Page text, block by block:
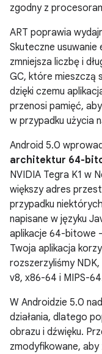
zgodny z
ART poprawia
Skuteczne
zmniejsza liczbę i
GC, które mieszczą
dzięki czemu
przenosi pamięć,
w przypadku użycia
Android 5.0
architektur 64-
NVIDIA Tegra K1 w
większy adres
przypadku
napisane w języku
aplikacje 64-bitowe
Twoja aplikacja
rozszerzyliśmy NDK,
v8, x86-64 i MIPS-
W Androidzie 5.0
działania, dlatego
obrazu i dźwięku.
zmodyfikowane, aby